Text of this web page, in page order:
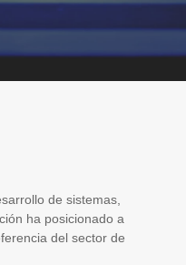
de sistemas,
ha posicionado a
del sector de